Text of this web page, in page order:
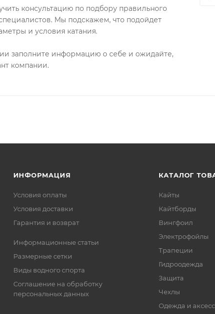
консультацию по подбору правильного
Мы подскажем, что подойдет
и условия катания.
заполните информацию о себе и ожидайте,
компании.
ИНФОРМАЦИЯ
Условия оплаты
Условия доставки
Гарантия и возврат
Информационные статьи
Размерные сетки
Виды водного спорта
Соглашение на обработку
персональных данных
КАТАЛОГ
Кайты
Кайтборды
Вингфоил
Электрофойлы
Трапеции
Гидроодежда
Защита
Чехлы
Одежда и